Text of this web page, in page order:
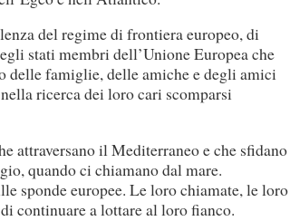
del regime di frontiera europeo, di
stati membri dell’Unione Europea che
delle famiglie, delle amiche e degli amici
ricerca dei loro cari scomparsi
attraversano il Mediterraneo e che sfidano
quando ci chiamano dal mare.
sponde europee. Le loro chiamate, le loro
continuare a lottare al loro fianco.